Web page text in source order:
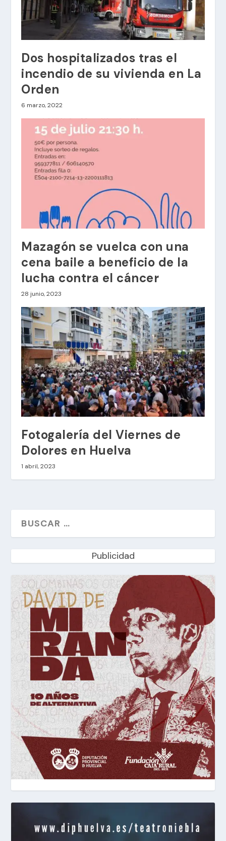
Dos hospitalizados tras el
incendio de su vivienda en La
Orden
6 marzo, 2022
Mazagón se vuelca con una
cena baile a beneficio de la
lucha contra el cáncer
28 junio, 2023
Fotogalería del Viernes de
Dolores en Huelva
1 abril, 2023
Publicidad